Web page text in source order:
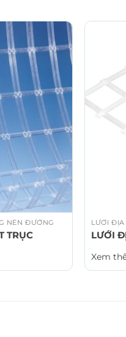
NỀN ĐƯỜNG
TRỤC
LƯỚI ĐỊA
LƯỚI
Xem